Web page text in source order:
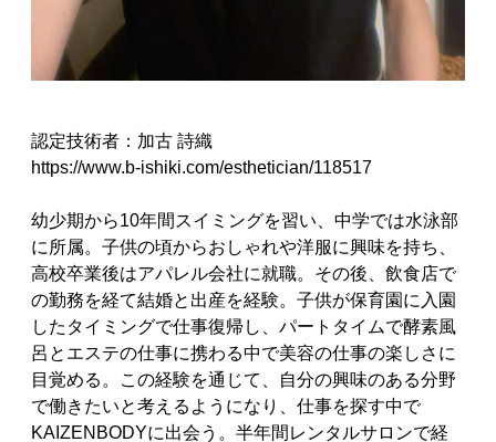
認定技術者：加古 詩織
https://www.b-ishiki.com/esthetician/118517
幼少期から10年間スイミングを習い、中学では水泳部
に所属。子供の頃からおしゃれや洋服に興味を持ち、
高校卒業後はアパレル会社に就職。その後、飲食店で
の勤務を経て結婚と出産を経験。子供が保育園に入園
したタイミングで仕事復帰し、パートタイムで酵素風
呂とエステの仕事に携わる中で美容の仕事の楽しさに
目覚める。この経験を通じて、自分の興味のある分野
で働きたいと考えるようになり、仕事を探す中で
KAIZENBODYに出会う。半年間レンタルサロンで経